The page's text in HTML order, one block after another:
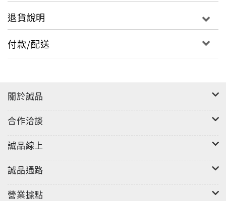
"
退貨說明
付款/配送
關於誠品
合作洽談
誠品線上
誠品通路
營業據點